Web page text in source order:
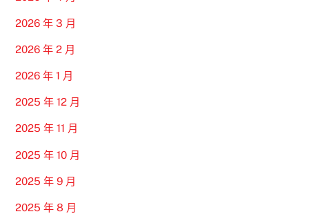
2026 年 3 月
2026 年 2 月
2026 年 1 月
2025 年 12 月
2025 年 11 月
2025 年 10 月
2025 年 9 月
2025 年 8 月